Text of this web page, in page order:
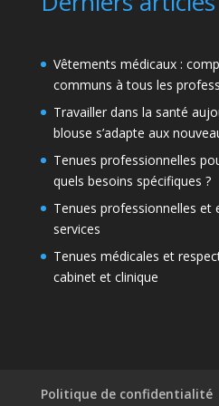
Vêtements médicaux :
communs à tous les
Travailler dans la santé
blouse s’adapte aux
Tenues professionnelles
quels besoins spécifiques ?
Tenues professionnelles et
services
Tenues médicales et
cabinet et clinique
Politique de confidentialité